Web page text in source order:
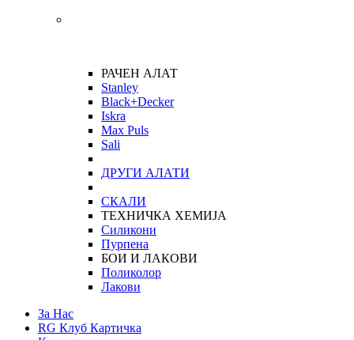
РАЧЕН АЛАТ
Stanley
Black+Decker
Iskra
Max Puls
Sali
ДРУГИ АЛАТИ
СКАЛИ
ТЕХНИЧКА ХЕМИЈА
Силикони
Пурпена
БОИ И ЛАКОВИ
Поликолор
Лакови
За Нас
RG Клуб Картичка